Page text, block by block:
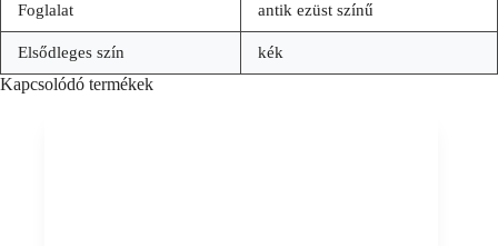
Foglalat antik ezüst színű
Elsődleges szín kék
Kapcsolódó termékek